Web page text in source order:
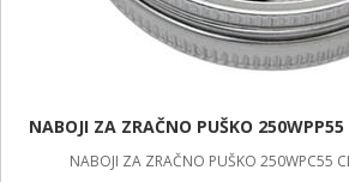
NABOJI ZA ZRAČNO PUŠKO
NABOJI ZA ZRAČNO PUŠKO 250WPC55